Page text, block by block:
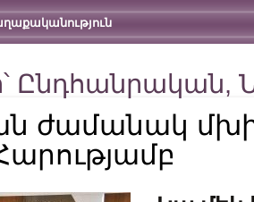
Ընդհանրական,
ժամանակ